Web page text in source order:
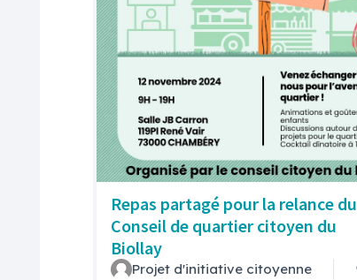
Repas partagé pour la relance du
Conseil de quartier citoyen du
Biollay
Projet d'initiative citoyenne